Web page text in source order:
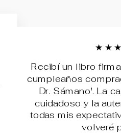
Recibí un libro
cumpleaños
Dr. Sámano'. La
cuidadoso y la
todas mis
volveré